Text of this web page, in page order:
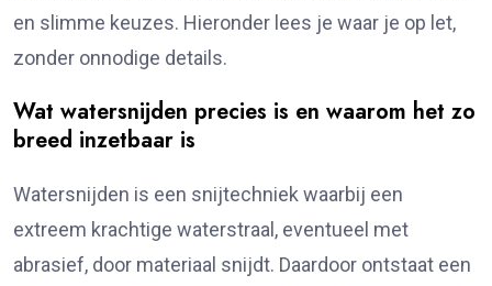
en slimme keuzes. Hieronder lees je waar je op let,
zonder onnodige details.
Wat watersnijden precies is en waarom het zo
breed inzetbaar is
Watersnijden is een snijtechniek waarbij een
extreem krachtige waterstraal, eventueel met
abrasief, door materiaal snijdt. Daardoor ontstaat een